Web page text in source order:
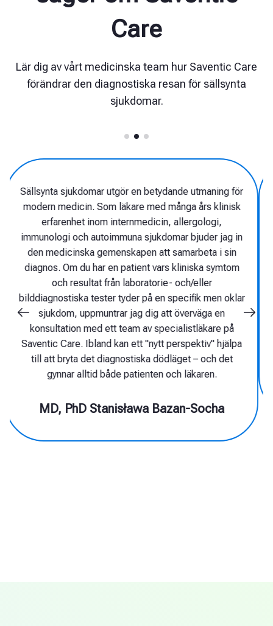
Care
Lär dig av vårt medicinska team hur Saventic Care
förändrar den diagnostiska resan för sällsynta
sjukdomar.
Även om det finns många sällsynta
sjukdomar, drabbar varje enskilt tillstånd så
få patienter att bara mycket få läkare har
erfarenhet av att ställa diagnos. Endast den
senaste teknologin, stödd av så kallad
artificiell intelligens, kan effektivt
identifiera sådana sjukdomar och
möjliggöra remiss av patienten till rätt
center och specialister, som kan
kvalificera dem för riktad behandling.
MD, PhD Michał Nowicki